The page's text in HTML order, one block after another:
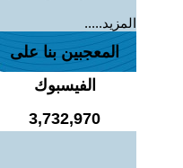
المزيد.....
المعجبين بنا على
الفيسبوك
3,732,970